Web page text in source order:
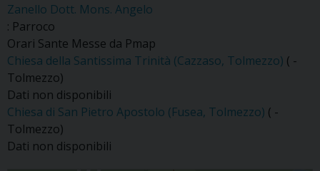
Zanello Dott. Mons. Angelo
: Parroco
Orari Sante Messe da Pmap
Chiesa della Santissima Trinità (Cazzaso, Tolmezzo) ( -
Tolmezzo)
Dati non disponibili
Chiesa di San Pietro Apostolo (Fusea, Tolmezzo) ( -
Tolmezzo)
Dati non disponibili